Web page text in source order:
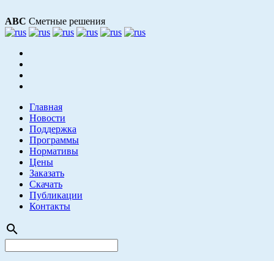
АВС Сметные решения
Главная
Новости
Поддержка
Программы
Нормативы
Цены
Заказать
Скачать
Публикации
Контакты
search